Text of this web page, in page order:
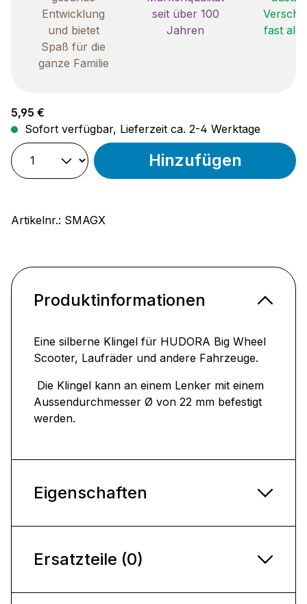
Entwicklung
und bietet
Spaß für die
ganze Familie
seit über 100
Jahren
fast
Regulärer Preis:
5,95 €
Sofort verfügbar, Lieferzeit ca. 2-4 Werktage
Hinzufügen
Artikelnr.: SMAGX
Produktinformationen
Eine silberne Klingel für HUDORA Big Wheel
Scooter, Laufräder und andere Fahrzeuge.
Die Klingel kann an einem Lenker mit einem
Aussendurchmesser Ø von 22 mm befestigt
werden.
Eigenschaften
Ersatzteile (0)